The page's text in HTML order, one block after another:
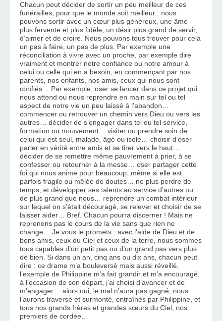
Chacun peut décider de sortir un peu meilleur de ces
funérailles, pour que le monde soit meilleur : nous
pouvons sortir avec un cœur plus généreux, une âme
plus fervente et plus fidèle, un désir plus grand de servir,
d’aimer et de croire. Nous pouvons tous trouver pour cela
un pas à faire, un pas de plus. Par exemple une
réconciliation à vivre avec un proche, par exemple dire
vraiment et montrer notre confiance ou notre amour à
celui ou celle qui en a besoin, en commençant par nos
parents, nos enfants, nos amis, ceux qui nous sont
confiés… Par exemple, oser se lancer dans ce projet qui
nous attend ou nous reprendre en main sur tel ou tel
aspect de notre vie un peu laissé à l’abandon…
commencer ou retrouver un chemin vers Dieu ou vers les
autres… décider de s’engager dans tel ou tel service,
formation ou mouvement… visiter ou prendre soin de
celui qui est seul, malade, âgé ou isolé… choisir d’oser
parler en vérité entre amis et se tirer vers le haut…
décider de se remettre même pauvrement à prier, à se
confesser ou retourner à la messe… oser partager cette
foi qui nous anime pour beaucoup, même si elle est
parfois fragile ou mêlée de doutes… ne plus perdre de
temps, et développer ses talents au service d’autres ou
de plus grand que nous… reprendre un combat intérieur
sur lequel on s’était découragé, se relever et choisir de se
laisser aider… Bref. Chacun pourra discerner ! Mais ne
reprenons pas le cours de la vie sans que rien ne
change… Je vous le promets : avec l’aide de Dieu et de
bons amis, ceux du Ciel et ceux de la terre, nous sommes
tous capables d’un petit pas ou d’un grand pas vers plus
de bien. Si dans un an, cinq ans ou dix ans, chacun peut
dire : ce drame m’a bouleversé mais aussi réveillé,
l’exemple de Philippine m’a fait grandir et m’a encouragé,
à l’occasion de son départ, j’ai choisi d’avancer et de
m’engager… alors oui, le mal n’aura pas gagné, nous
l’aurons traversé et surmonté, entraînés par Philippine, et
tous nos grands frères et grandes sœurs du Ciel, nos
premiers de cordée…